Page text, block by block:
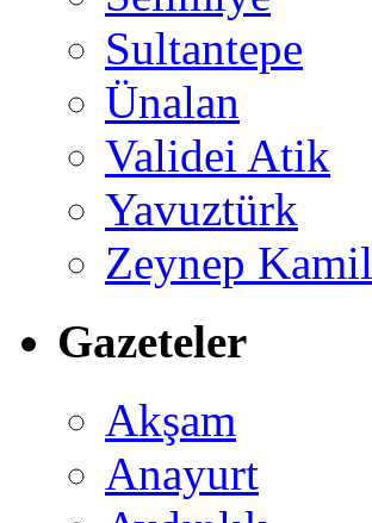
Sultantepe
Ünalan
Validei Atik
Yavuztürk
Zeynep Kamil
Gazeteler
Akşam
Anayurt